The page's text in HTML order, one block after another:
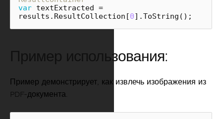
var textExtracted =
results . ResultCollection [0].ToString ();
Пример использования:
Пример демонстрирует, как извлечь изображения из
PDF-документа.